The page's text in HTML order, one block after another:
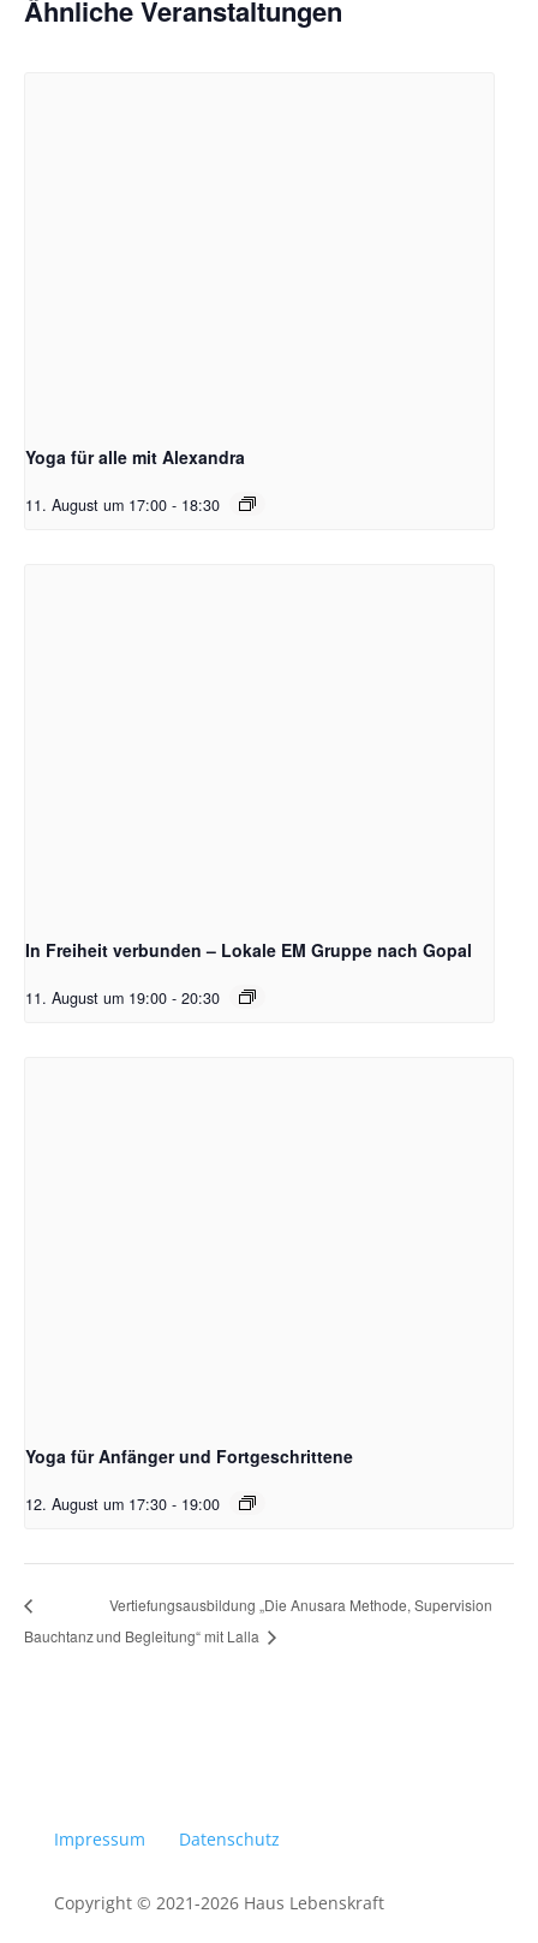
Ähnliche Veranstaltungen
Yoga für alle mit Alexandra
11. August um 17:00 - 18:30
In Freiheit verbunden – Lokale EM Gruppe nach Gopal
11. August um 19:00 - 20:30
Yoga für Anfänger und Fortgeschrittene
12. August um 17:30 - 19:00
Bauchtanz
Vertiefungsausbildung „Die Anusara Methode, Supervision
und Begleitung“ mit Lalla
Impressum Datenschutz
Copyright © 2021-2026 Haus Lebenskraft